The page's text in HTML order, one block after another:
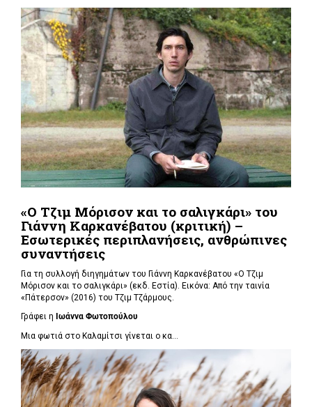
«Ο Τζιμ Μόρισον και το σαλιγκάρι» του
Γιάννη Καρκανέβατου (κριτική) –
Εσωτερικές περιπλανήσεις, ανθρώπινες
συναντήσεις
Για τη συλλογή διηγημάτων του Γιάννη Καρκανέβατου «Ο Τζιμ
Μόρισον και το σαλιγκάρι» (εκδ. Εστία). Εικόνα: Από την ταινία
«Πάτερσον» (2016) του Τζιμ Τζάρμους.
Γράφει η Ιωάννα Φωτοπούλου
Μια φωτιά στο Καλαμίτσι γίνεται ο κα...